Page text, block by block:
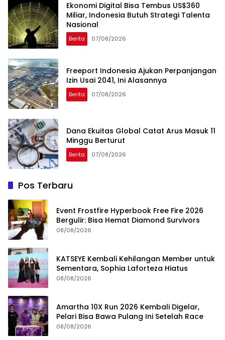
Ekonomi Digital Bisa Tembus US$360
Miliar, Indonesia Butuh Strategi Talenta
Nasional
Berita 07/08/2026
Freeport Indonesia Ajukan Perpanjangan
Izin Usai 2041, Ini Alasannya
Berita 07/08/2026
Dana Ekuitas Global Catat Arus Masuk 11
Minggu Berturut
Berita 07/08/2026
Pos Terbaru
Event Frostfire Hyperbook Free Fire 2026
Bergulir: Bisa Hemat Diamond Survivors
08/08/2026
KATSEYE Kembali Kehilangan Member untuk
Sementara, Sophia Laforteza Hiatus
08/08/2026
Amartha 10X Run 2026 Kembali Digelar,
Pelari Bisa Bawa Pulang Ini Setelah Race
08/08/2026